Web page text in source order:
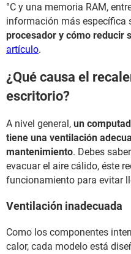
°C y una memoria RAM,
información más específica
procesador y cómo reducir
artículo.
¿Qué causa el
escritorio?
A nivel general, un
tiene una ventilación
mantenimiento. Debes
evacuar el aire cálido, éste
funcionamiento para evitar
Ventilación inadecuada
Como los componentes
calor, cada modelo está